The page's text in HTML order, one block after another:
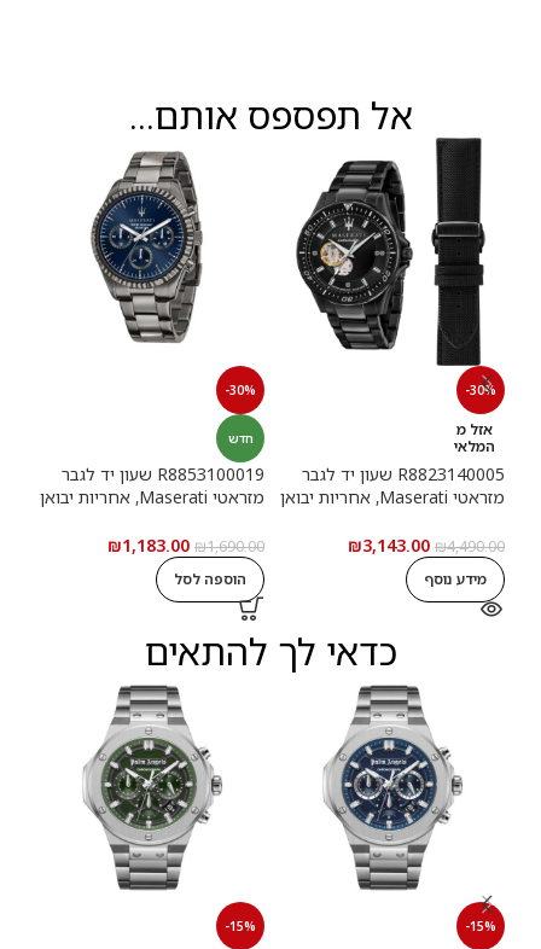
אל תפספס אותם...
-30%
אזל מ
המלאי
R8823140005 שעון יד לגבר
מזראטי Maserati, אחריות יבואן
₪4,490.00
₪3,143.00
מידע נוסף
-30%
חדש
R8853100019 שעון יד לגבר
מזראטי Maserati, אחריות יבואן
₪1,690.00
₪1,183.00
הוספה לסל
כדאי לך להתאים
-15%
-15%